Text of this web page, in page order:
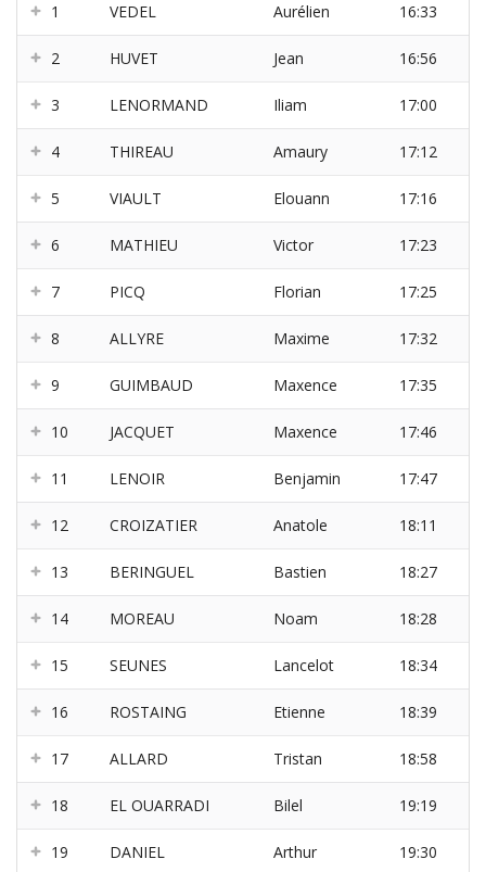
1 VEDEL Aurélien 16:33
2 HUVET Jean 16:56
3 LENORMAND Iliam 17:00
4 THIREAU Amaury 17:12
5 VIAULT Elouann 17:16
6 MATHIEU Victor 17:23
7 PICQ Florian 17:25
8 ALLYRE Maxime 17:32
9 GUIMBAUD Maxence 17:35
10 JACQUET Maxence 17:46
11 LENOIR Benjamin 17:47
12 CROIZATIER Anatole 18:11
13 BERINGUEL Bastien 18:27
14 MOREAU Noam 18:28
15 SEUNES Lancelot 18:34
16 ROSTAING Etienne 18:39
17 ALLARD Tristan 18:58
18 EL OUARRADI Bilel 19:19
19 DANIEL Arthur 19:30